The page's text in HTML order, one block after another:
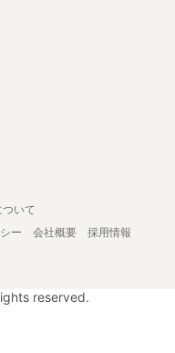
いて
ー 会社概要
採用情報
reserved.